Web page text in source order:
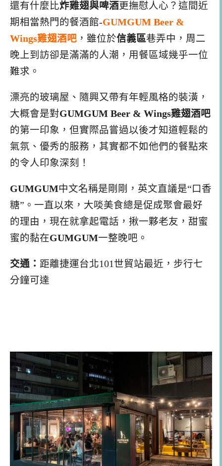
還有什麼比炸雞翅與啤酒更撫慰人心？這間近
期相當熱門的餐酒館-GUMGUM Beer &
Wings雞翅酒吧 ，雖位於信義區巷弄中，周二
晚上到訪卻是滿滿的人潮，用餐區域幾乎一位
難求。
漂亮的玻璃屋、隨興又帶有年輕風格的裝潢，
大概會是對GUMGUM Beer & Wings雞翅酒吧
的第一印象，但實際品嘗過以後才知道輕鬆的
氣氛、優秀的服務，其實都不如他們的餐點來
的令人印象深刻！
GUMGUM中文名稱是剛剛，英文直議是“口香
糖”。一直以來，大啖美食總是促成聚會最好
的理由，現在就拿起電話，揪一夥老友，甜蜜
蜜的黏在GUMGUM一整晚吧。
交通： 距離捷運台北101世貿站最近，步行七
分鐘可達